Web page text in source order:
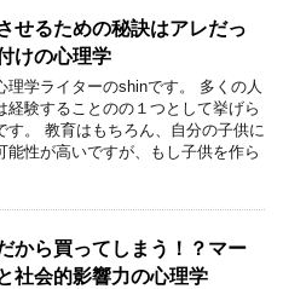
せるための秘訣はアレだっ
けの心理学
理学ライターのshinです。 多くの人
経験することのの１つとして挙げら
す。 教育はもちろん、自分の子供に
能性が高いですが、もし子供を作ら
から買ってしまう！？マー
社会的影響力の心理学